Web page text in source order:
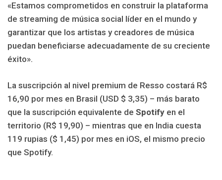
«Estamos comprometidos en construir la plataforma
de streaming de música social líder en el mundo y
garantizar que los artistas y creadores de música
puedan beneficiarse adecuadamente de su creciente
éxito».
La suscripción al nivel premium de Resso costará R$
16,90 por mes en Brasil (USD $ 3,35) – más barato
que la suscripción equivalente de Spotify en el
territorio (R$ 19,90) – mientras que en India cuesta
119 rupias ($ 1,45) por mes en iOS, el mismo precio
que Spotify.